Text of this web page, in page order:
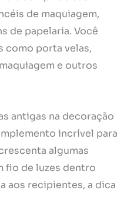
de maquiagem,
de papelaria. Você
como porta velas,
e outros
antigas na decoração
incrível para
algumas
fio de luzes dentro
aos recipientes, a dica